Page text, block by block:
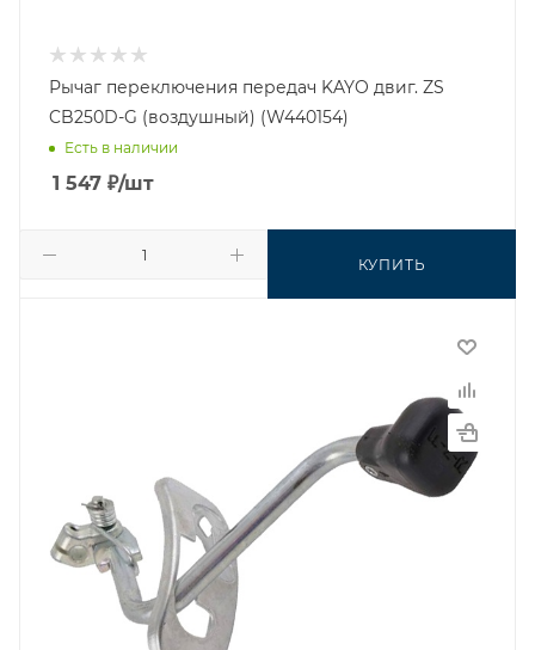
Рычаг переключения передач KAYO двиг. ZS
CB250D-G (воздушный) (W440154)
Есть в наличии
1 547 ₽/шт
КУПИТЬ